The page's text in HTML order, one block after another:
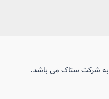
شرکت ستاک می باشد.